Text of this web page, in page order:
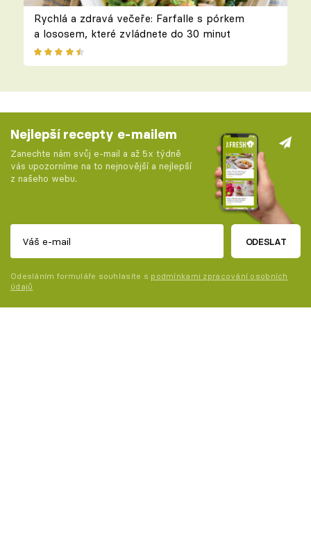
Rychlá a zdravá večeře: Farfalle s pórkem
a lososem, které zvládnete do 30 minut
Nejlepší recepty e-mailem
Zanechte nám svůj e-mail a až 5x týdně
vás upozorníme na to nejnovější a nejlepší
z našeho webu.
ODESLAT
Odesláním formuláře souhlasíte s podmínkami zpracování osobních
údajů